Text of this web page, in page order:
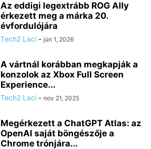
Az eddigi legextrább ROG Ally
érkezett meg a márka 20.
évfordulójára
Tech2 Laci - jún 1, 2026
A vártnál korábban megkapják a
konzolok az Xbox Full Screen
Experience...
Tech2 Laci - nov 21, 2025
Megérkezett a ChatGPT Atlas: az
OpenAI saját böngészője a
Chrome trónjára...